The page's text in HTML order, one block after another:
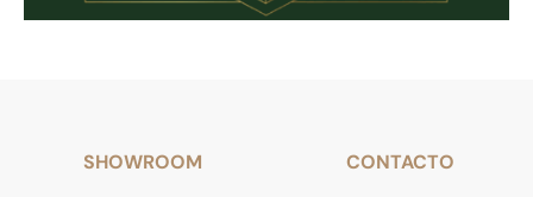
SHOWROOM CONTACTO